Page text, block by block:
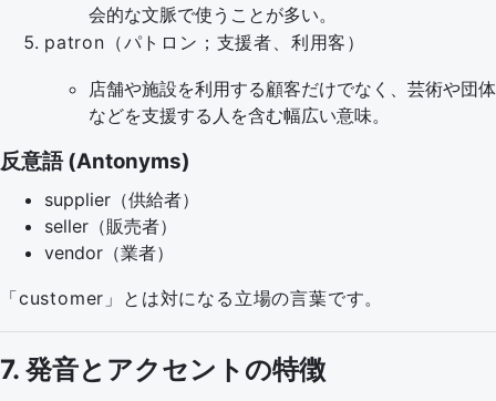
会的な文脈で使うことが多い。
patron（パトロン；支援者、利用客）
店舗や施設を利用する顧客だけでなく、芸術や団体
などを支援する人を含む幅広い意味。
反意語 (Antonyms)
supplier（供給者）
seller（販売者）
vendor（業者）
「customer」とは対になる立場の言葉です。
7. 発音とアクセントの特徴